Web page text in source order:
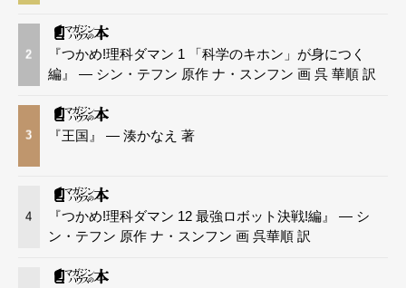
2
『つかめ!理科ダマン 1 「科学のキホン」が身につく
編』 — シン・テフン 原作 ナ・スンフン 画 呉 華順 訳
3 『王国』 — 湊かなえ 著
4
『つかめ!理科ダマン 12 最強ロボット決戦!編』 — シ
ン・テフン 原作 ナ・スンフン 画 呉華順 訳